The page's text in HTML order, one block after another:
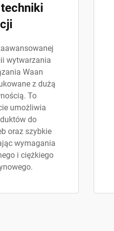
wytwarzania
Waan
z dużą
To
umożliwia
do
oraz szybkie
wymagania
i ciężkiego